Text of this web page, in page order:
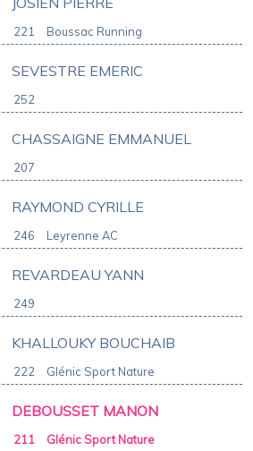
221 Boussac Running
252
SEVESTRE EMERIC
207
CHASSAIGNE EMMANUEL
246
RAYMOND CYRILLE
Leyrenne AC
249
REVARDEAU YANN
222
KHALLOUKY BOUCHAIB
Glénic Sport Nature
211
DEBOUSSET MANON
Glénic Sport Nature